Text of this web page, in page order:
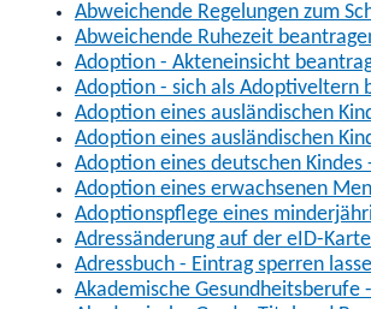
Abweichende Regelungen zum
Abweichende Ruhezeit
Adoption - Akteneinsicht
Adoption - sich als Adoptiveltern
Adoption eines ausländischen
Adoption eines ausländischen
Adoption eines deutschen
Adoption eines erwachsenen
Adoptionspflege eines
Adressänderung auf der eID-
Adressbuch - Eintrag sperren
Akademische Gesundheitsberufe